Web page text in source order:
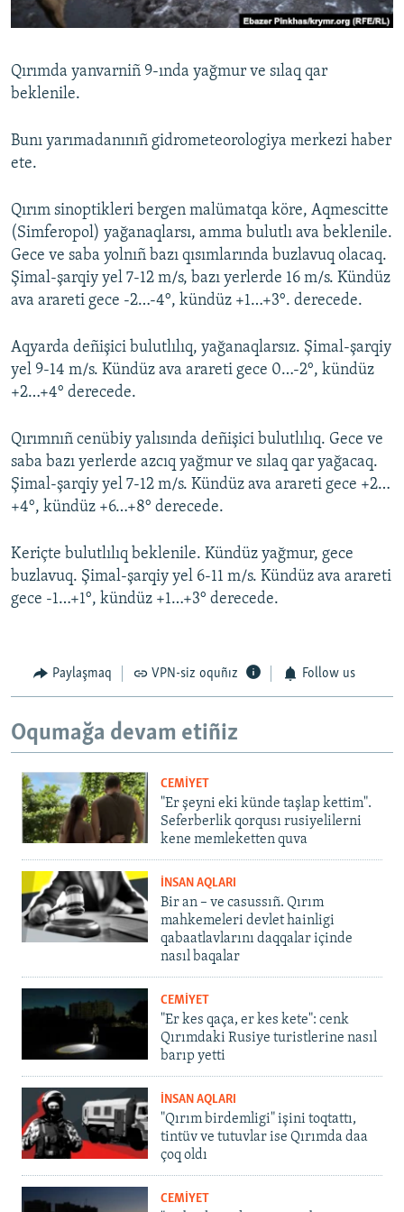
Русский
Українською
RFE/RS bütün saytları
Qırımda yanvarniñ 9-ında yağmur ve sılaq qar
beklenile.
Bunı yarımadanınıñ gidrometeorologiya merkezi haber
ete.
Qırım sinoptikleri bergen malümatqa köre, Aqmescitte
(Simferopol) yağanaqlarsı, amma bulutlı ava beklenile.
Gece ve saba yolnıñ bazı qısımlarında buzlavuq olacaq.
Şimal-şarqiy yel 7-12 m/s, bazı yerlerde 16 m/s. Kündüz
ava arareti gece -2…-4°, kündüz +1…+3°. derecede.
Aqyarda deñişici bulutlılıq, yağanaqlarsız. Şimal-şarqiy
yel 9-14 m/s. Kündüz ava arareti gece 0…-2°, kündüz
+2…+4° derecede.
Qırımnıñ cenübiy yalısında deñişici bulutlılıq. Gece ve
saba bazı yerlerde azcıq yağmur ve sılaq qar yağacaq.
Şimal-şarqiy yel 7-12 m/s. Kündüz ava arareti gece +2…
+4°, kündüz +6…+8° derecede.
Keriçte bulutlılıq beklenile. Kündüz yağmur, gece
buzlavuq. Şimal-şarqiy yel 6-11 m/s. Kündüz ava arareti
gece -1…+1°, kündüz +1…+3° derecede.
Paylaşmaq VPN-siz oquñız Follow us
Oqumağa devam etiñiz
CEMİYET
"Er şeyni eki künde taşlap kettim".
Seferberlik qorqusı rusiyelilerni
kene memleketten quva
İNSAN AQLARI
Bir an – ve casussıñ. Qırım
mahkemeleri devlet hainligi
qabaatlavlarını daqqalar içinde
nasıl baqalar
CEMİYET
"Er kes qaça, er kes kete": cenk
Qırımdaki Rusiye turistlerine nasıl
barıp yetti
İNSAN AQLARI
"Qırım birdemligi" işini toqtattı,
tintüv ve tutuvlar ise Qırımda daa
çoq oldı
CEMİYET